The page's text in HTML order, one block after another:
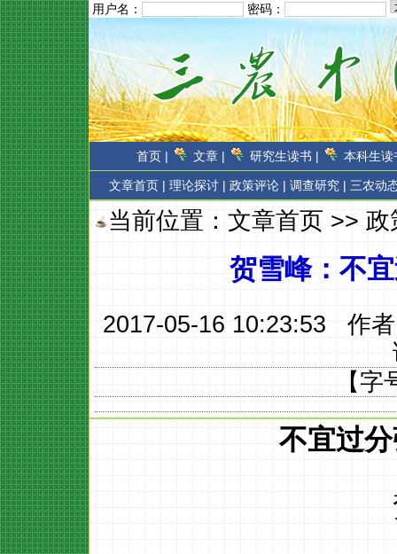
用户名： 密码：
首页 | 文章 | 研究生读书 | 本科生读
文章首页 | 理论探讨 | 政策评论 | 调查研究 | 三农动
当前位置：文章首页>>政
贺雪峰：不
2017-05-16 10:23:53 作
【字
不宜过